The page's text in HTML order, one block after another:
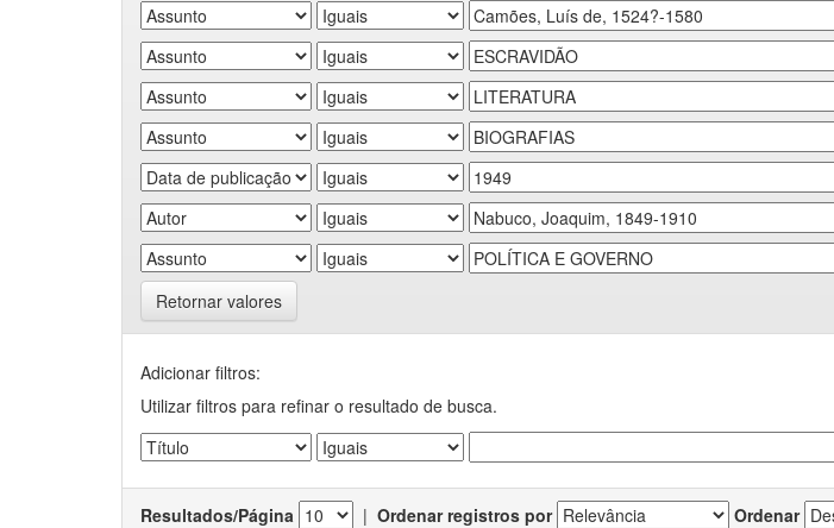
Retornar valores
Adicionar filtros:
Utilizar filtros para refinar o resultado de busca.
Resultados/Página | Ordenar registros por Ordenar